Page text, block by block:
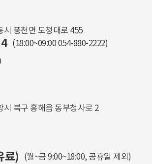
시 풍천면 도청대로 455
(18:00~09:00 054-880-2222)
시 북구 흥해읍 동부청사로 2
료) (월~금 9:00~18:00, 공휴일 제외)